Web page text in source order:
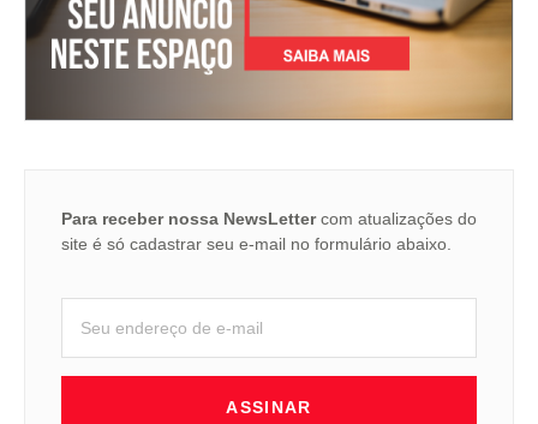
Para receber nossa NewsLettercom atualizações do
site é só cadastrar seu e-mail no formulário abaixo.
ASSINAR